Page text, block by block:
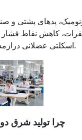
پدهای پشتی و
کاهش نقاط
اسکلتی عضلانی درازمدت طراحی شده اند.
چرا تولید شرق